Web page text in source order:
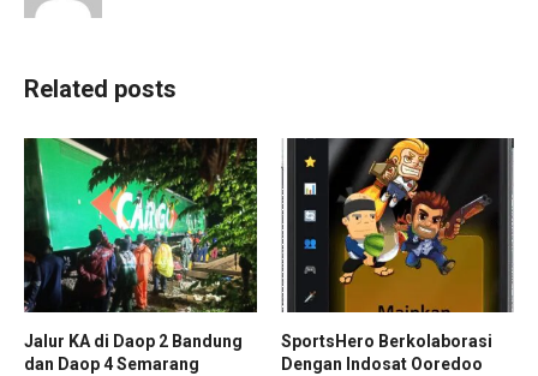
Related posts
Jalur KA di Daop 2 Bandung
dan Daop 4 Semarang
SportsHero Berkolaborasi
Dengan Indosat Ooredoo